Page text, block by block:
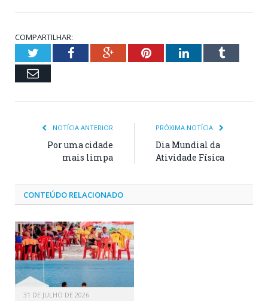
COMPARTILHAR:
TwitterFacebookGoogle+PinterestLinkedInTumblr
Email
NOTÍCIA ANTERIOR
Por uma cidade
mais limpa
PRÓXIMA NOTÍCIA
Dia Mundial da
Atividade Física
CONTEÚDO RELACIONADO
31 DE JULHO DE 2026